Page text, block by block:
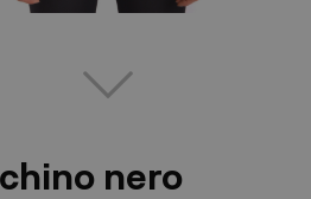
nero